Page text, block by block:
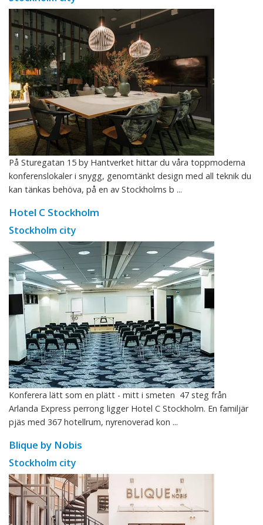
På Sturegatan 15 by Hantverket hittar du våra toppmoderna
konferenslokaler i snygg, genomtänkt design med all teknik du
kan tänkas behöva, på en av Stockholms b ...
Hotel C Stockholm
Stockholm city
Konferera lätt som en plätt - mitt i smeten 47 steg från
Arlanda Express perrong ligger Hotel C Stockholm. En familjär
pjäs med 367 hotellrum, nyrenoverad kon ...
Blique by Nobis
Stockholm city